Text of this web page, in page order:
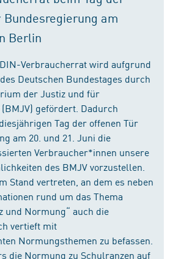
am
Berlin
Verbraucherrat wird aufgrund
Deutschen Bundestages durch
der Justiz und für
gefördert. Dadurch
Tag der offenen Tür
am 20. und 21. Juni die
Verbraucher*innen unsere
des BMJV vorzustellen.
Stand vertreten, an dem es neben
rund um das Thema
und Normung“ auch die
vertieft mit
Normungsthemen zu befassen.
die Normung zu Schulranzen auf